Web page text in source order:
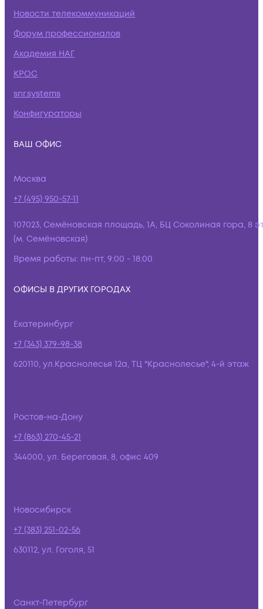
Новости телекоммуникаций
Форум профессионалов
Академия НАГ
КРОС
snr.systems
Конфигураторы
ВАШ ОФИС
Москва
+7 (495) 950-57-11
107023, Семёновская площадь, 1А, БЦ Соколиная гора, 8
(м. Семёновская)
Время работы: пн-пт, 9:00 - 18:00
ОФИСЫ В ДРУГИХ ГОРОДАХ
Екатеринбург
+7 (343) 379-98-38
620110, ул.Краснолесья 12а, ТЦ "Краснолесье", 4-й этаж
Ростов-на-Дону
+7 (863) 270-45-21
344000, ул. Береговая, 8, офис 409
Новосибирск
+7 (383) 251-02-56
630112, ул. Гоголя, 51
Санкт-Петербург